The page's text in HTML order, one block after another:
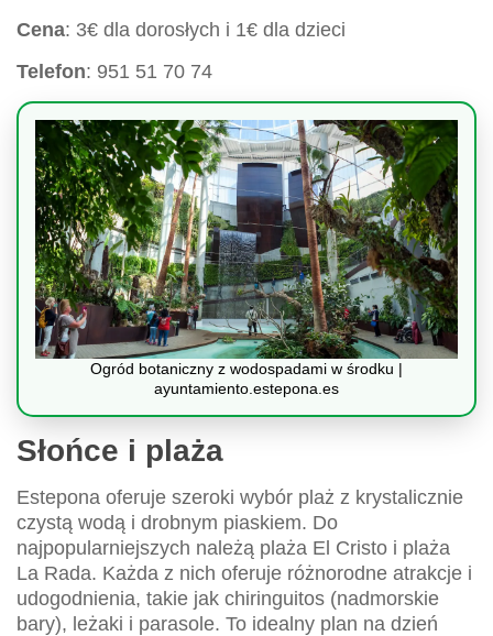
Cena: 3€ dla dorosłych i 1€ dla dzieci
Telefon: 951 51 70 74
Ogród botaniczny z wodospadami w środku |
ayuntamiento.estepona.es
Słońce i plaża
Estepona oferuje szeroki wybór plaż z krystalicznie
czystą wodą i drobnym piaskiem. Do
najpopularniejszych należą plaża El Cristo i plaża
La Rada. Każda z nich oferuje różnorodne atrakcje i
udogodnienia, takie jak chiringuitos (nadmorskie
bary), leżaki i parasole. To idealny plan na dzień